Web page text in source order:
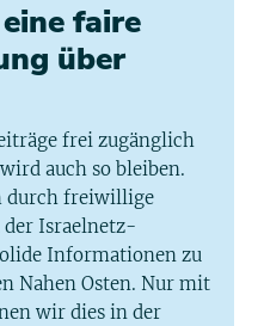
faire
über
frei zugänglich
auch so bleiben.
durch freiwillige
der Israelnetz-
Informationen zu
Nahen Osten. Nur mit
wir dies in der